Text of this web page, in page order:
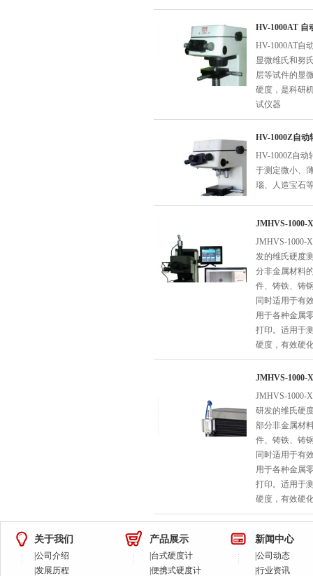
HV-1000AT 自
HV-1000AT自
显微维氏和努
层等试件的显
硬度，是科研
试仪器
HV-1000Z自动
HV-1000Z自动
于测定微小、
瑙、人造宝石
JMHVS-1000-
JMHVS-1000-
发的维氏硬度
分非金属材料
件、铸铁、铸
同时适用于有
用于各种金属
打印。适用于
硬度，有效硬
JMHVS-1000-
JMHVS-1000-
研发的维氏硬
部分非金属材
件、铸铁、铸
同时适用于有
用于各种金属
打印。适用于
硬度，有效硬
关于我们
公司介绍
发展历程
产品展示
台式硬度计
便携式硬度计
新闻中心
公司动态
行业资讯